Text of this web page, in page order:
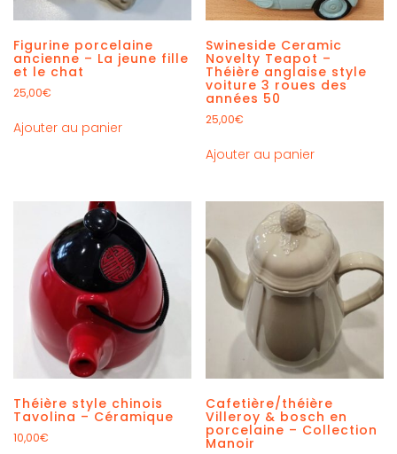
Figurine porcelaine
ancienne – La jeune fille
et le chat
25,00€
Ajouter au panier
Swineside Ceramic
Novelty Teapot –
Théière anglaise style
voiture 3 roues des
années 50
25,00€
Ajouter au panier
Théière style chinois
Tavolina – Céramique
10,00€
Cafetière/théière
Villeroy & bosch en
porcelaine – Collection
Manoir